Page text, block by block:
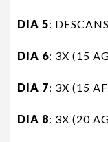
DIA 5:
DIA 6: 3X (15
DIA 7: 3X (15
DIA 8: 3X (20